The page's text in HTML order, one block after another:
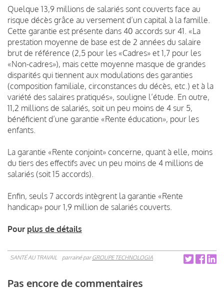
Quelque 13,9 millions de salariés sont couverts face au
risque décès grâce au versement d’un capital à la famille.
Cette garantie est présente dans 40 accords sur 41. «La
prestation moyenne de base est de 2 années du salaire
brut de référence (2,5 pour les «Cadres» et 1,7 pour les
«Non-cadres»), mais cette moyenne masque de grandes
disparités qui tiennent aux modulations des garanties
(composition familiale, circonstances du décès, etc.) et à la
variété des salaires pratiqués», souligne l’étude. En outre,
11,2 millions de salariés, soit un peu moins de 4 sur 5,
bénéficient d’une garantie «Rente éducation», pour les
enfants.
La garantie «Rente conjoint» concerne, quant à elle, moins
du tiers des effectifs avec un peu moins de 4 millions de
salariés (soit 15 accords).
Enfin, seuls 7 accords intègrent la garantie «Rente
handicap» pour 1,9 million de salariés couverts.
Pour plus de détails
SANTÉ AU TRAVAIL parrainé parGROUPE TECHNOLOGIA
Pas encore de commentaires